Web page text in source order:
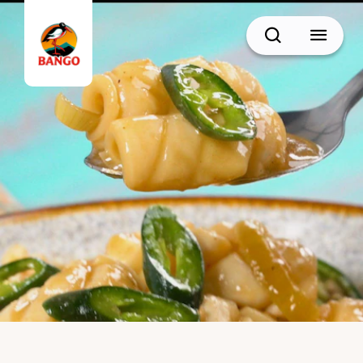
BACK
Resep Sate
Resep Semur
Resep Daging
Cari